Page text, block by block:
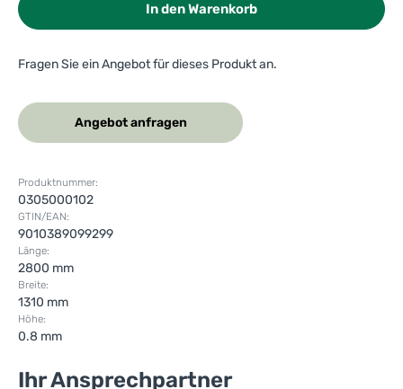
In den Warenkorb
Fragen Sie ein Angebot für dieses Produkt an.
Angebot anfragen
Produktnummer:
0305000102
GTIN/EAN:
9010389099299
Länge:
2800 mm
Breite:
1310 mm
Höhe:
0.8 mm
Ihr Ansprechpartner